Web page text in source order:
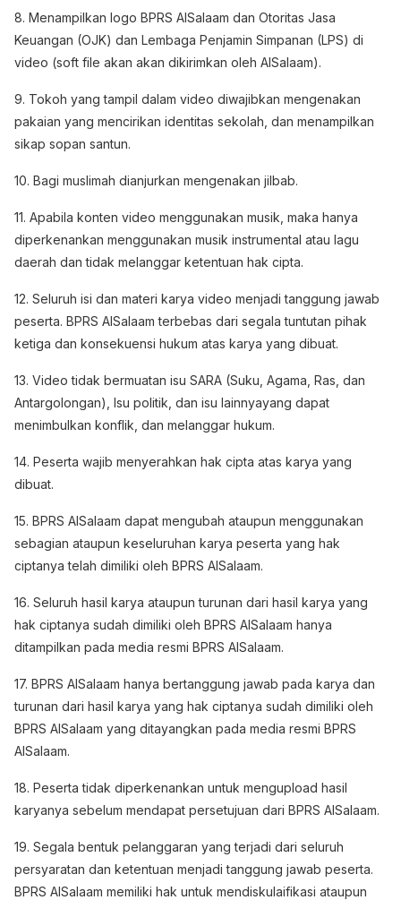
8. Menampilkan logo BPRS AlSalaam dan Otoritas Jasa
Keuangan (OJK) dan Lembaga Penjamin Simpanan (LPS) di
video (soft file akan akan dikirimkan oleh AlSalaam).
9. Tokoh yang tampil dalam video diwajibkan mengenakan
pakaian yang mencirikan identitas sekolah, dan menampilkan
sikap sopan santun.
10. Bagi muslimah dianjurkan mengenakan jilbab.
11. Apabila konten video menggunakan musik, maka hanya
diperkenankan menggunakan musik instrumental atau lagu
daerah dan tidak melanggar ketentuan hak cipta.
12. Seluruh isi dan materi karya video menjadi tanggung jawab
peserta. BPRS AlSalaam terbebas dari segala tuntutan pihak
ketiga dan konsekuensi hukum atas karya yang dibuat.
13. Video tidak bermuatan isu SARA (Suku, Agama, Ras, dan
Antargolongan), Isu politik, dan isu lainnyayang dapat
menimbulkan konflik, dan melanggar hukum.
14. Peserta wajib menyerahkan hak cipta atas karya yang
dibuat.
15. BPRS AlSalaam dapat mengubah ataupun menggunakan
sebagian ataupun keseluruhan karya peserta yang hak
ciptanya telah dimiliki oleh BPRS AlSalaam.
16. Seluruh hasil karya ataupun turunan dari hasil karya yang
hak ciptanya sudah dimiliki oleh BPRS AlSalaam hanya
ditampilkan pada media resmi BPRS AlSalaam.
17. BPRS AlSalaam hanya bertanggung jawab pada karya dan
turunan dari hasil karya yang hak ciptanya sudah dimiliki oleh
BPRS AlSalaam yang ditayangkan pada media resmi BPRS
AlSalaam.
18. Peserta tidak diperkenankan untuk mengupload hasil
karyanya sebelum mendapat persetujuan dari BPRS AlSalaam.
19. Segala bentuk pelanggaran yang terjadi dari seluruh
persyaratan dan ketentuan menjadi tanggung jawab peserta.
BPRS AlSalaam memiliki hak untuk mendiskulaifikasi ataupun